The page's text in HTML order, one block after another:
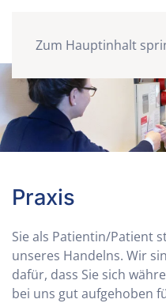
Zum Hauptinhalt
Praxis
Sie als Patientin/Patient
unseres Handelns. Wir
dafür, dass Sie sich
bei uns gut aufgehoben